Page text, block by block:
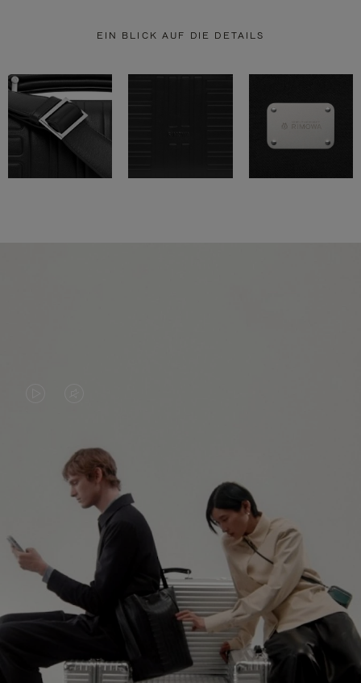
EIN BLICK AUF DIE DETAILS
IST
NICHT
PAUSIERT,
BITTE
DRÜCKEN
SIE,
ES
STUMMGESCHALTET,
BITTE
KLICKEN
SIE
ZUM
AUFHEBEN
STUMMSCHALTUNG
ENTDECKEN SIE NOCH MEHR
HIER GELANGEN SIE ZU ALLEN RIMOWA
TASCHEN